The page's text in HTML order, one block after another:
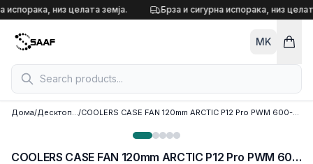
Skip to content
испорака, низ целата земја. Брза и сигурна испорака, низ
MK
Дома/ Десктоп кулери/ COOLERS CASE FAN 120mm ARCTIC P12 Pro PWM 600-3000 RPM BLACK ACFAN00305A
COOLERS CASE FAN 120mm ARCTIC P12 Pro PWM 600-3000 RPM BLACK ACFAN00305A